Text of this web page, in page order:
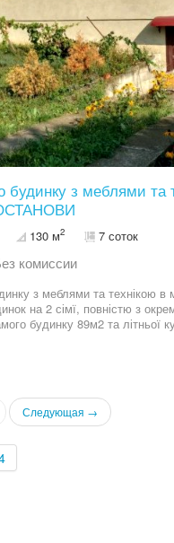
будинку з меблями та
130 м2 7 соток
комиссии
з меблями та технікою в
на 2 сімї, повністю з
будинку 89м2 та літньої
виконано ремонт, також
заходити та відразу
огорожа навколо самої
гарний варіант будинку в
Є відеоогляд! За
- телефонуйте.
Следующая →